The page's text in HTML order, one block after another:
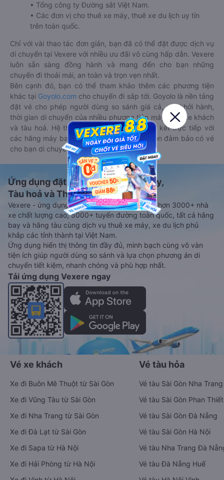
• Tổng công ty Đường sắt Việt Nam.
• Các đơn vị cho thuê xe máy, thuê xe du lịch uy tín
trên toàn quốc.
Chỉ với vài thao tác đơn giản, bạn đã có thể đặt được dịch vụ
di chuyển tại Vexere với nhiều ưu đãi vô cùng hấp dẫn. Vexere
luôn sẵn sàng đồng hành và mang đến cho bạn những
chuyến đi thoải mái, an toàn và trọn vẹn nhất.
Bên cạnh đó, bạn có thể tham khảo thêm các phương tiện
khác tại Goyolo.com cho chuyến đi sắp tới. Goyolo là nền tảng
đặt vé cho phép người dùng so sánh giá cả, giờ khởi hành,
thời gian di chuyển của nhiều phương tiện máy bay, xe khách
và tàu hoả. Hệ thống của Goyolo được liên kết trực tiếp với
các hãng máy bay, xe khách và tàu hoả, luôn đảm bảo có vé
cho bạn di chuyển.
Ứng dụng đặt vé Xe khách, Máy bay,
Tàu hoả và Thuê xe
Vexere - ứng dụng đặt vé đa phương tiện với hơn 3000+ nhà
xe chất lượng cao, 5000+ tuyến đường toàn quốc, tất cả hãng
bay và hãng tàu cùng dịch vụ thuê xe máy, xe du lịch phủ
khắp các tỉnh thành tại Việt Nam.
Ứng dụng hiển thị thông tin đầy đủ, minh bạch cùng vô vàn
tiện ích giúp người dùng so sánh và lựa chọn phương án di
chuyển tiết kiệm, nhanh chóng và phù hợp nhất.
Tải ứng dụng Vexere ngay
Vé xe khách
Xe đi Buôn Mê Thuột từ Sài Gòn
Xe đi Vũng Tàu từ Sài Gòn
Xe đi Nha Trang từ Sài Gòn
Xe đi Đà Lạt từ Sài Gòn
Xe đi Sapa từ Hà Nội
Xe đi Hải Phòng từ Hà Nội
Vé tàu hỏa
Vé tàu Sài Gòn Nha Trang
Vé tàu Sài Gòn Phan Thiết
Vé tàu Sài Gòn Đà Nẵng
Vé tàu Sài Gòn Hà Nội
Vé tàu Nha Trang Đà
Vé tàu Đà Nẵng Huế